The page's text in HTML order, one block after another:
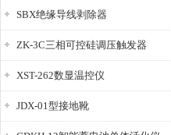
SBX绝缘导线剥除器
ZK-3C三相可控硅调压触发器
XST-262数显温控仪
JDX-01型接地靴